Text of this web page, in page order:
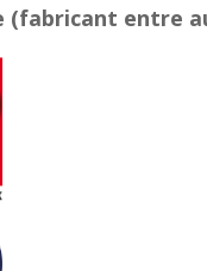
(fabricant entre